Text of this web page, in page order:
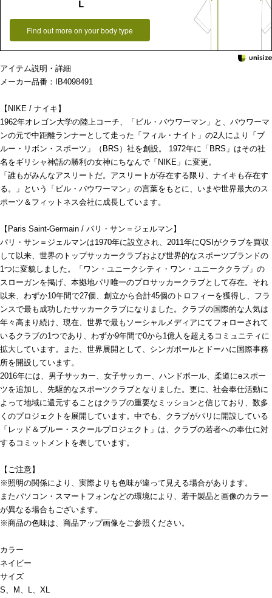
L
Find out more on your body type
アイテム説明・詳細
メーカー品番：IB4098491
【NIKE / ナイキ】
1962年オレゴン大学の陸上コーチ、「ビル・バウワーマン」と、バウワーマ
ンの元で中距離ランナーとして走った「フィル・ナイト」の2人により「ブ
ルー・リボン・スポーツ」（BRS）社を創設。 1972年に「BRS」はその社
名をギリシャ神話の勝利の女神にちなんで「NIKE」に変更。
「誰もがみんなアスリートだ。アスリートが存在する限り、ナイキも存在す
る。」という「ビル・バウワーマン」の言葉をもとに、いまや世界最大のス
ポーツ＆フィットネス会社に成長しています。
【Paris Saint-Germain / パリ・サン＝ジェルマン】
パリ・サン＝ジェルマンは1970年に設立され、2011年にQSIがクラブを買収
して以来、世界のトップサッカークラブおよび世界的なスポーツブランドの
1つに変貌しました。「ワン・ユニークシティ・ワン・ユニーククラブ」の
スローガンを掲げ、本拠地パリ唯一のプロサッカークラブとして存在。それ
以来、わずか10年間で27個、創立から合計45個のトロフィーを獲得し、フラ
ンスで最も成功したサッカークラブになりました。クラブの国際的な人気は
年々高まり続け、現在、世界で最もソーシャルメディアにてフォローされて
いるクラブの1つであり、わずか9年間で0から1億人を超えるコミュニティに
拡大しています。また、世界展開として、シンガポールとドーハに国際事務
所を開設しています。
2016年には、男子サッカー、女子サッカー、ハンドボール、柔道にeスポー
ツを追加し、先駆的なスポーツクラブとなりました。更に、社会奉仕活動に
よって地域に還元することはクラブの重要なミッションと信じており、数多
くのプロジェクトを展開しています。中でも、クラブがパリに開設している
「レッド＆ブルー・スクールプロジェクト」は、クラブの若者への奉仕に対
するコミットメントを表しています。
【ご注意】
※照明の関係により、実際よりも色味が違って見える場合があります。
またパソコン・スマートフォンなどの環境により、若干製品と画像のカラー
が異なる場合もございます。
※商品の色味は、商品アップ画像をご参照ください。
カラー
ネイビー
サイズ
S、M、L、XL